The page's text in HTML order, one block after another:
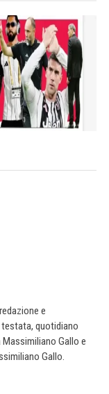
e
quotidiano
Gallo e
Gallo.